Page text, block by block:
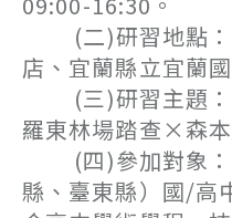
(二)研習地點：
店、宜蘭縣立宜蘭
(三)研習主題：
羅東林場踏查×森
(四)參加對象：
縣、臺東縣）國/高